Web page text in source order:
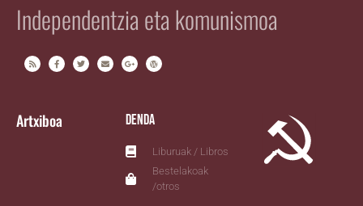
Independentzia eta komunismoa
Artxiboa Denda
Liburuak / Libros
Bestelakoak
/otros